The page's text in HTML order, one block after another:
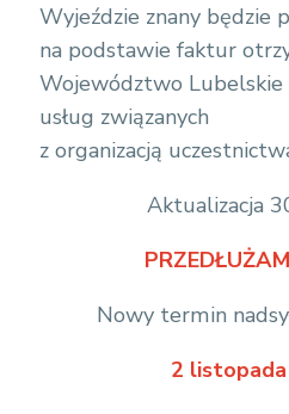
Wyjeździe znany będzie
na podstawie faktur
Województwo
usług związanych
z organizacją
Aktualizacja
Nowy termin
2